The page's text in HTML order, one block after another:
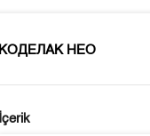
КОДЕЛАК НЕО
İçerik